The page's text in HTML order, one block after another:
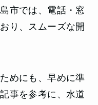
市では、電話・窓
り、スムーズな開
めにも、早めに準
事を参考に、水道